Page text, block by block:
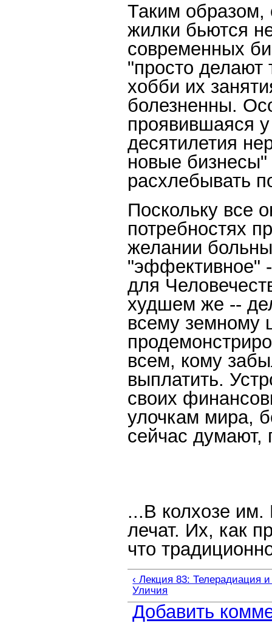
Таким образом,
жилки бьются
современных
"просто делают
хобби их
болезненны.
проявившаяся
десятилетия
новые
расхлебывать
Поскольку все
потребностях
желании
"эффективное"
для
худшем же --
всему земному
всем, кому
выплатить.
своих
улочкам мира,
сейчас думают,
...В колхозе
лечат. Их, как
что
‹ Лекция 83: Телерадиация
Уличия
Добавить